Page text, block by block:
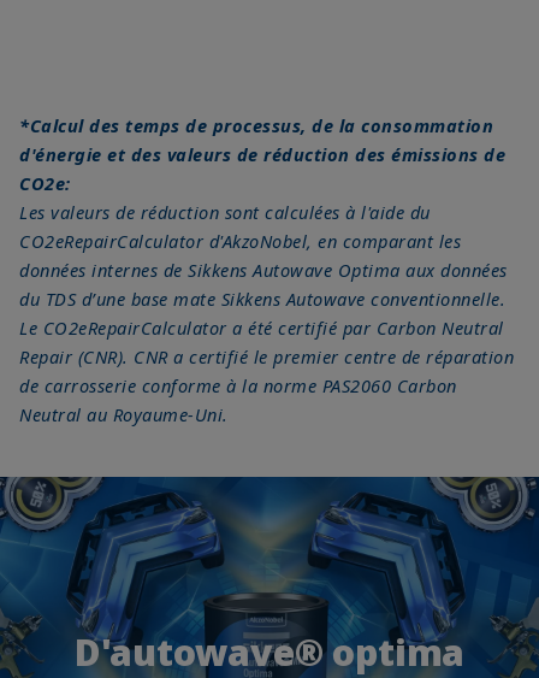
*Calcul des temps de processus, de la consommation
d'énergie et des valeurs de réduction des émissions de
CO2e:
Les valeurs de réduction sont calculées à l'aide du
CO2eRepairCalculator d'AkzoNobel, en comparant les
données internes de Sikkens Autowave Optima aux données
du TDS d’une base mate Sikkens Autowave conventionnelle.
Le CO2eRepairCalculator a été certifié par Carbon Neutral
Repair (CNR). CNR a certifié le premier centre de réparation
de carrosserie conforme à la norme PAS2060 Carbon
Neutral au Royaume-Uni.
D'autowave® optima